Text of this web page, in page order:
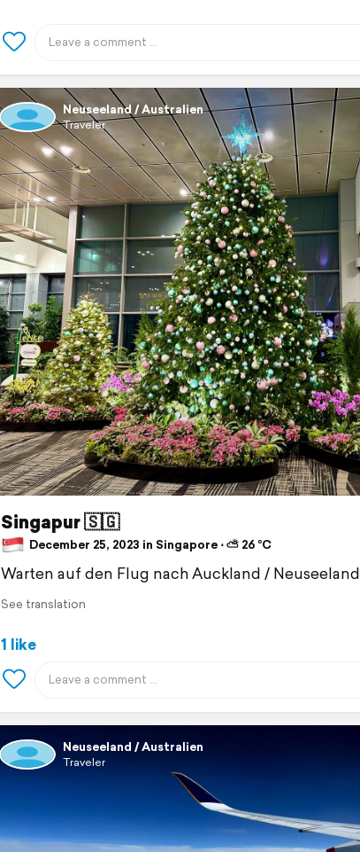
Neuseeland / Australien
Traveler
Singapur 🇸🇬
December 25, 2023 in Singapore ⋅ ⛅ 26 °C
Warten auf den Flug nach Auckland / Neuseeland
See translation
1 like
Neuseeland / Australien
Traveler